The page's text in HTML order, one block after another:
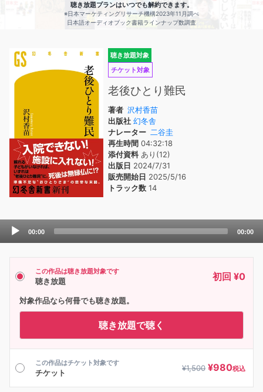
聴き放題プランはいつでも解約できます。
※日本マーケティングリサーチ機構2023年11月調べ
日本語オーディオブック書籍ラインナップ数調査
聴き放題対象
チケット対象
老後ひとり難民
著者 沢村香苗
出版社 幻冬舎
ナレーター 二谷圭
再生時間 04:32:18
添付資料あり(12)
出版日 2024/7/31
販売開始日 2025/5/16
トラック数 14
Audio
Player
00:00 00:00
この作品は聴き放題対象です
聴き放題 初回 ¥0
対象作品なら何冊でも聴き放題。
聴き放題で聴く
この作品はチケット対象です
チケット ¥1,500 ¥980税込